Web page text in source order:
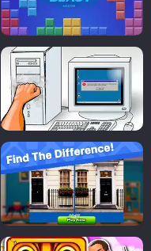
smash it
notice the difference
temple run 2